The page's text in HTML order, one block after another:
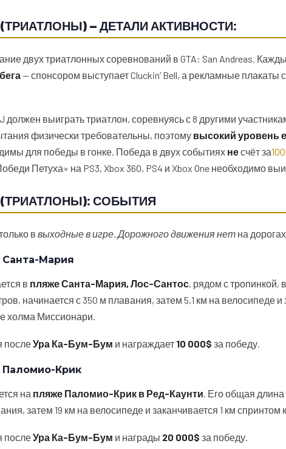
— ДЕТАЛИ АКТИВНОСТИ:
двух триатлонных соревнований в GTA: San Andreas.
бега— спонсором выступает Cluckin’ Bell, а рекламные
должен выиграть триатлон, соревнуясь с 8 другими
физически требовательны, поэтому высокий уровень
для победы в гонке. Победа в двух событиях несчёт за
Петуха» на PS3, Xbox 360, PS4 и Xbox One необходимо
СОБЫТИЯ
в выходные в игре.Дорожного движения нет на
Мария
в пляже Санта-Мария, Лос-Сантос, рядом с тропинкой,
начинается с 350 м плавания, затем 5,1 км на велосипеде и
холма Миссионари.
послеУра Ка-Бум-Бум и награждает 10 000$ за победу.
Крик
на пляже Паломио-Крик в Ред-Каунти. Его общая длина
затем 19 км на велосипеде и заканчивается 1 км
послеУра Ка-Бум-Бум и награды 20 000$ за победу.